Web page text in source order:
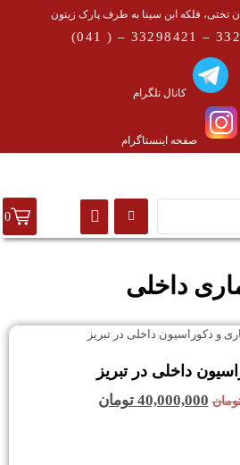
تختی، فلکه ابن سینا به طرف پارک زیتون
33293958
کانال تلگرام
صفحه اینستاگرام
0
داخلی
داخلی در تبریز
40,000,000 تومان